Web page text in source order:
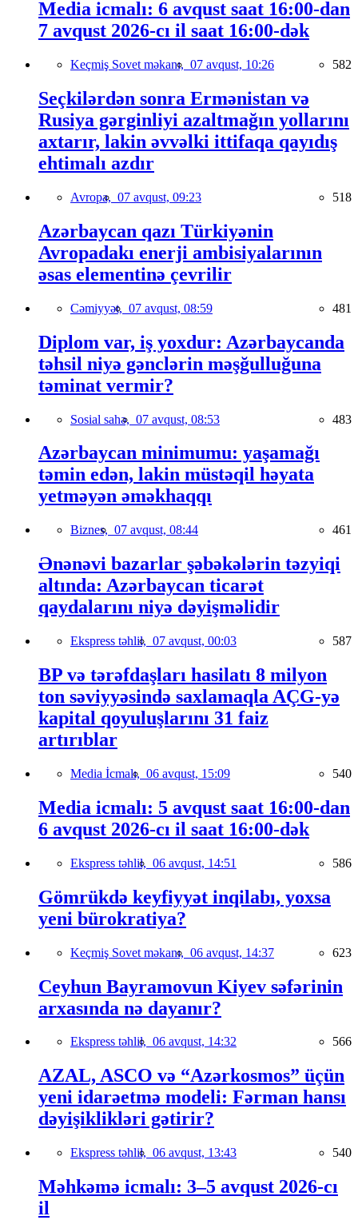
Media icmalı: 6 avqust saat 16:00-dan
7 avqust 2026-cı il saat 16:00-dək
Keçmiş Sovet məkanı, 07 avqust, 10:26 582
Seçkilərdən sonra Ermənistan və
Rusiya gərginliyi azaltmağın yollarını
axtarır, lakin əvvəlki ittifaqa qayıdış
ehtimalı azdır
Avropa, 07 avqust, 09:23 518
Azərbaycan qazı Türkiyənin
Avropadakı enerji ambisiyalarının
əsas elementinə çevrilir
Cəmiyyət, 07 avqust, 08:59 481
Diplom var, iş yoxdur: Azərbaycanda
təhsil niyə gənclərin məşğulluğuna
təminat vermir?
Sosial sahə, 07 avqust, 08:53 483
Azərbaycan minimumu: yaşamağı
təmin edən, lakin müstəqil həyata
yetməyən əməkhaqqı
Biznes, 07 avqust, 08:44 461
Ənənəvi bazarlar şəbəkələrin təzyiqi
altında: Azərbaycan ticarət
qaydalarını niyə dəyişməlidir
Ekspress təhlil, 07 avqust, 00:03 587
BP və tərəfdaşları hasilatı 8 milyon
ton səviyyəsində saxlamaqla AÇG-yə
kapital qoyuluşlarını 31 faiz
artırıblar
Media İcmalı, 06 avqust, 15:09 540
Media icmalı: 5 avqust saat 16:00-dan
6 avqust 2026-cı il saat 16:00-dək
Ekspress təhlil, 06 avqust, 14:51 586
Gömrükdə keyfiyyət inqilabı, yoxsa
yeni bürokratiya?
Keçmiş Sovet məkanı, 06 avqust, 14:37 623
Ceyhun Bayramovun Kiyev səfərinin
arxasında nə dayanır?
Ekspress təhlil, 06 avqust, 14:32 566
AZAL, ASCO və “Azərkosmos” üçün
yeni idarəetmə modeli: Fərman hansı
dəyişiklikləri gətirir?
Ekspress təhlil, 06 avqust, 13:43 540
Məhkəmə icmalı: 3–5 avqust 2026-cı
il